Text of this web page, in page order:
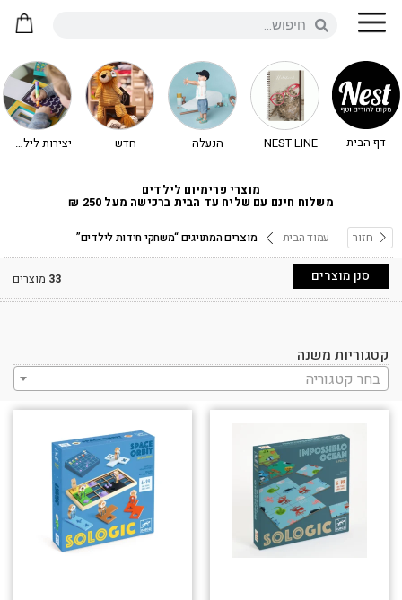
דף הבית NEST LINE הנעלה חדש יצירות לילדים - יצירה לילדים
מוצרי פרימיום לילדים
משלוח חינם עם שליח עד הבית ברכישה מעל 250 ₪
חזור עמוד הבית מוצרים המתויגים “משחקי חידות לילדים”
33 מוצרים סנן מוצרים
קטגוריות משנה
בחר קטגוריה